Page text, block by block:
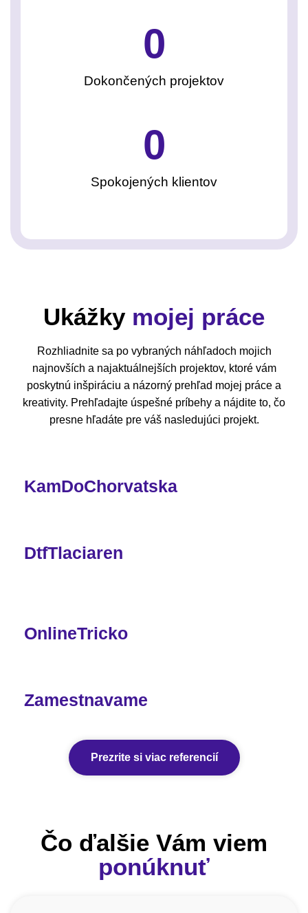
Dokončených projektov
0
Spokojených klientov
0
Ukážkymojej práce
Rozhliadnite sa po vybraných náhľadoch mojich
najnovších a najaktuálnejších projektov, ktoré vám
poskytnú inšpiráciu a názorný prehľad mojej práce a
kreativity. Prehľadajte úspešné príbehy a nájdite to, čo
presne hľadáte pre váš nasledujúci projekt.
KamDoChorvatska
DtfTlaciaren
OnlineTricko
Zamestnavame
Prezrite si viac referencií
Čo ďalšie Vám viem
ponúknuť